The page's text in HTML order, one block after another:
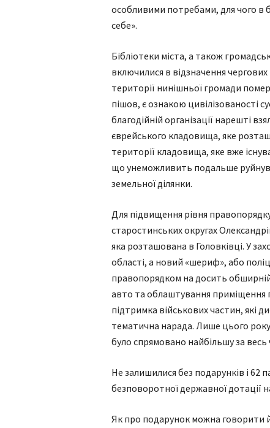
особливими потребами, для чого в
себе».
Бібліотеки міста, а також
включилися в відзначення
території нинішньої громади
пішов, є ознакою цивілізованості
благодійній організації нарешті
єврейського кладовища, яке
території кладовища, яке вже
що унеможливить подальше
земельної ділянки.
Для підвищення рівня
старостинських округах
яка розташована в Головківці. У
області, а новий «шериф», або
правопорядком на досить
авто та облаштування приміщення
підтримка військових частин, які
тематична нарада. Лише цього року
було спрямовано найбільшу за
Не залишилися без подарунків і 62
безповоротної державної дотації
Як про подарунок можна говорити